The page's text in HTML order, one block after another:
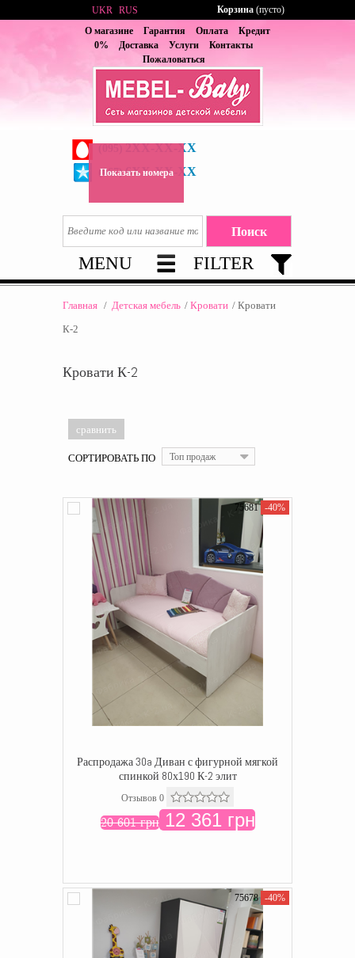
О магазине Гарантия Оплата
Кредит
0%
Доставка Услуги
Контакты
Пожаловаться
2XX-XX-XX
(067) 6XX-XX-XX
Показать номера
UKR RUS Корзина (пусто)
MENU FILTER
Главная / Детская мебель / Кровати / Кровати
К-2
Кровати К-2
СОРТИРОВАТЬ ПО Топ продаж
75681 -40%
Распродажа 30a Диван с фигурной мягкой
спинкой 80х190 К-2 элит
Отзывов 0
20 601 грн12 361 грн
75678 -40%